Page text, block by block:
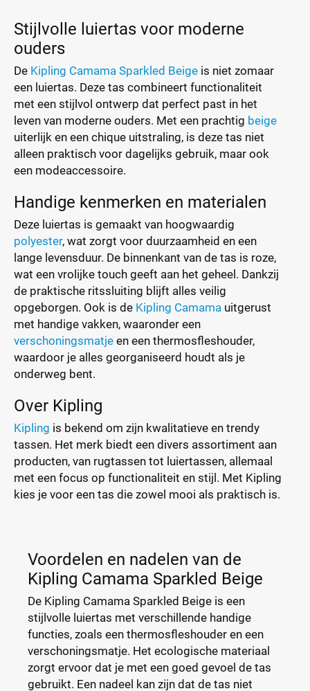
Stijlvolle luiertas voor moderne
ouders
De Kipling Camama Sparkled Beige is niet zomaar
een luiertas. Deze tas combineert functionaliteit
met een stijlvol ontwerp dat perfect past in het
leven van moderne ouders. Met een prachtig beige
uiterlijk en een chique uitstraling, is deze tas niet
alleen praktisch voor dagelijks gebruik, maar ook
een modeaccessoire.
Handige kenmerken en materialen
Deze luiertas is gemaakt van hoogwaardig
polyester, wat zorgt voor duurzaamheid en een
lange levensduur. De binnenkant van de tas is roze,
wat een vrolijke touch geeft aan het geheel. Dankzij
de praktische ritssluiting blijft alles veilig
opgeborgen. Ook is de Kipling Camama uitgerust
met handige vakken, waaronder een
verschoningsmatje en een thermosfleshouder,
waardoor je alles georganiseerd houdt als je
onderweg bent.
Over Kipling
Kipling is bekend om zijn kwalitatieve en trendy
tassen. Het merk biedt een divers assortiment aan
producten, van rugtassen tot luiertassen, allemaal
met een focus op functionaliteit en stijl. Met Kipling
kies je voor een tas die zowel mooi als praktisch is.
Voordelen en nadelen van de
Kipling Camama Sparkled Beige
De Kipling Camama Sparkled Beige is een
stijlvolle luiertas met verschillende handige
functies, zoals een thermosfleshouder en een
verschoningsmatje. Het ecologische materiaal
zorgt ervoor dat je met een goed gevoel de tas
gebruikt. Een nadeel kan zijn dat de tas niet